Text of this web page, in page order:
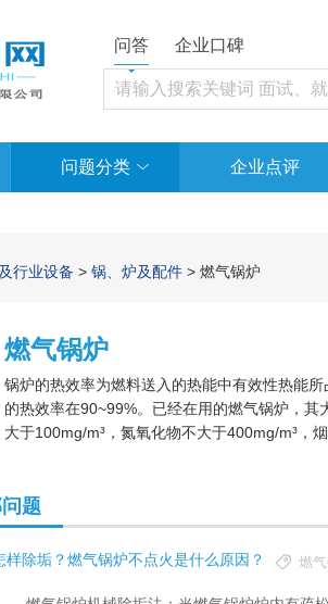
问答 企业口碑
问题分类 企业点评
行业设备 > 锅、炉及配件 > 燃气锅炉
燃气锅炉
锅炉的热效率为燃料送入的热能中有效性热能
的热效率在90~99%。已经在用的燃气锅炉，
大于100mg/m³，氮氧化物不大于400mg/m³，
题
样除垢？燃气锅炉不点火是什么原因？ 燃